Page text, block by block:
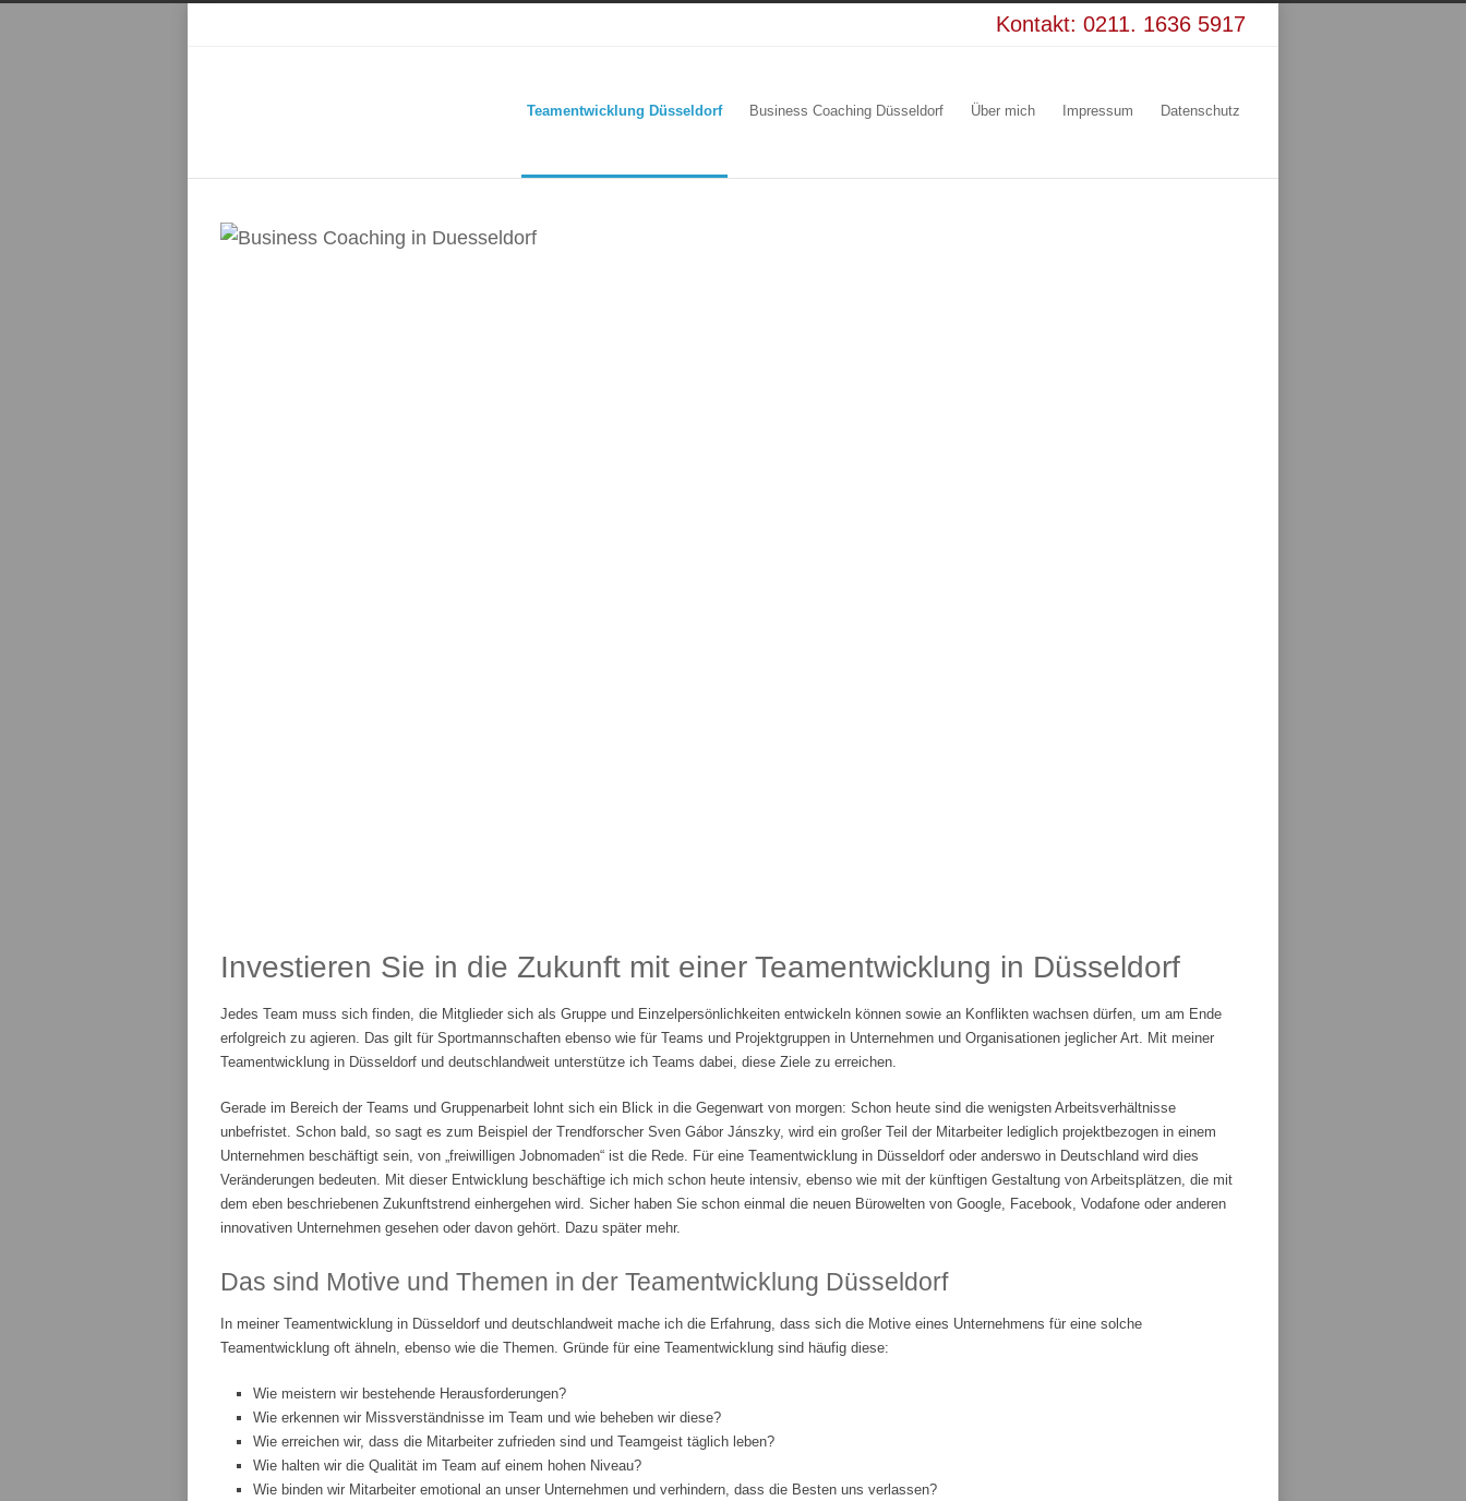
Kontakt: 0211. 1636 5917
Teamentwicklung Düsseldorf Business Coaching Düsseldorf Über mich Impressum Datenschutz
Investieren Sie in die Zukunft mit einer Teamentwicklung in Düsseldorf
Jedes Team muss sich finden, die Mitglieder sich als Gruppe und Einzelpersönlichkeiten entwickeln können sowie an Konflikten wachsen dürfen, um am Ende
erfolgreich zu agieren. Das gilt für Sportmannschaften ebenso wie für Teams und Projektgruppen in Unternehmen und Organisationen jeglicher Art. Mit meiner
Teamentwicklung in Düsseldorf und deutschlandweit unterstütze ich Teams dabei, diese Ziele zu erreichen.
Gerade im Bereich der Teams und Gruppenarbeit lohnt sich ein Blick in die Gegenwart von morgen: Schon heute sind die wenigsten Arbeitsverhältnisse
unbefristet. Schon bald, so sagt es zum Beispiel der Trendforscher Sven Gábor Jánszky, wird ein großer Teil der Mitarbeiter lediglich projektbezogen in einem
Unternehmen beschäftigt sein, von „freiwilligen Jobnomaden“ ist die Rede. Für eine Teamentwicklung in Düsseldorf oder anderswo in Deutschland wird dies
Veränderungen bedeuten. Mit dieser Entwicklung beschäftige ich mich schon heute intensiv, ebenso wie mit der künftigen Gestaltung von Arbeitsplätzen, die mit
dem eben beschriebenen Zukunftstrend einhergehen wird. Sicher haben Sie schon einmal die neuen Bürowelten von Google, Facebook, Vodafone oder anderen
innovativen Unternehmen gesehen oder davon gehört. Dazu später mehr.
Das sind Motive und Themen in der Teamentwicklung Düsseldorf
In meiner Teamentwicklung in Düsseldorf und deutschlandweit mache ich die Erfahrung, dass sich die Motive eines Unternehmens für eine solche
Teamentwicklung oft ähneln, ebenso wie die Themen. Gründe für eine Teamentwicklung sind häufig diese:
Wie meistern wir bestehende Herausforderungen?
Wie erkennen wir Missverständnisse im Team und wie beheben wir diese?
Wie erreichen wir, dass die Mitarbeiter zufrieden sind und Teamgeist täglich leben?
Wie halten wir die Qualität im Team auf einem hohen Niveau?
Wie binden wir Mitarbeiter emotional an unser Unternehmen und verhindern, dass die Besten uns verlassen?